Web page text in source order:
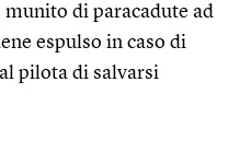
di paracadute ad
espulso in caso di
pilota di salvarsi